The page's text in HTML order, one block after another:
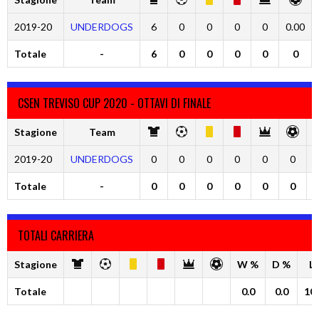
2019-20 UNDERDOGS 6 0 0 0 0 0.00
Totale - 6 0 0 0 0 0
CSEN TREVISO CUP 2020 - OTTAVI DI FINALE
Stagione Team
2019-20 UNDERDOGS 0 0 0 0 0 0
Totale - 0 0 0 0 0 0
TOTALI CARRIERA
Stagione W % D % L
Totale 0.0 0.0